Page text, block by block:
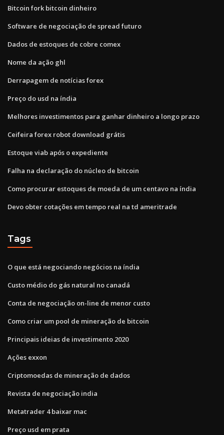
Bitcoin fork bitcoin dinheiro
Software de negociação de spread futuro
Dados de estoques de cobre comex
Nome da ação ghl
Derrapagem de notícias forex
Preço do usd na índia
Melhores investimentos para ganhar dinheiro a longo prazo
Ceifeira forex robot download grátis
Estoque viab após o expediente
Falha na declaração do núcleo de bitcoin
Como procurar estoques de moeda de um centavo na índia
Devo obter cotações em tempo real na td ameritrade
Tags
O que está negociando negócios na índia
Custo médio do gás natural no canadá
Conta de negociação on-line de menor custo
Como criar um pool de mineração de bitcoin
Principais ideias de investimento 2020
Ações exxon
Criptomoedas de mineração de dados
Revista de negociação india
Metatrader 4 baixar mac
Preço usd em prata